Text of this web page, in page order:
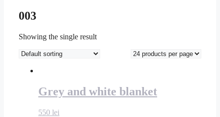
003
Showing the single result
Grey and white blanket
550 lei